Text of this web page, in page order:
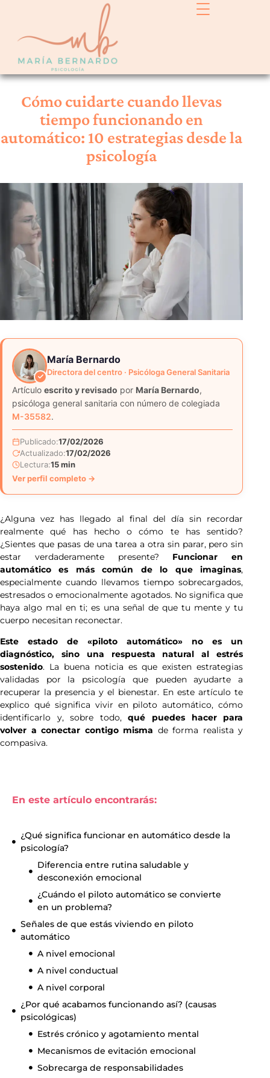
Cómo cuidarte cuando llevas
tiempo funcionando en
automático: 10 estrategias desde la
psicología
María Bernardo
Directora del centro · Psicóloga General Sanitaria
Artículo escrito y revisado por María Bernardo,
psicóloga general sanitaria con número de colegiada
M-35582.
Publicado:17/02/2026
Actualizado:17/02/2026
Lectura:15 min
Ver perfil completo →
¿Alguna vez has llegado al final del día sin recordar
realmente qué has hecho o cómo te has sentido?
¿Sientes que pasas de una tarea a otra sin parar, pero sin
estar verdaderamente presente? Funcionar en
automático es más común de lo que imaginas,
especialmente cuando llevamos tiempo sobrecargados,
estresados o emocionalmente agotados. No significa que
haya algo mal en ti; es una señal de que tu mente y tu
cuerpo necesitan reconectar.
Este estado de «piloto automático» no es un
diagnóstico, sino una respuesta natural al estrés
sostenido. La buena noticia es que existen estrategias
validadas por la psicología que pueden ayudarte a
recuperar la presencia y el bienestar. En este artículo te
explico qué significa vivir en piloto automático, cómo
identificarlo y, sobre todo,qué puedes hacer para
volver a conectar contigo misma de forma realista y
compasiva.
En este artículo encontrarás:
¿Qué significa funcionar en automático desde la
psicología?
Diferencia entre rutina saludable y
desconexión emocional
¿Cuándo el piloto automático se convierte
en un problema?
Señales de que estás viviendo en piloto
automático
A nivel emocional
A nivel conductual
A nivel corporal
¿Por qué acabamos funcionando así? (causas
psicológicas)
Estrés crónico y agotamiento mental
Mecanismos de evitación emocional
Sobrecarga de responsabilidades